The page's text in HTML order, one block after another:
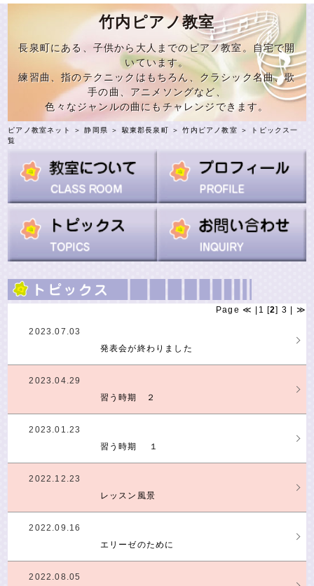
竹内ピアノ教室
長泉町にある、子供から大人までのピアノ教室。自宅で開
いています。
練習曲、指のテクニックはもちろん、クラシック名曲、歌
手の曲、アニメソングなど、
色々なジャンルの曲にもチャレンジできます。
ピアノ教室ネット ＞静岡県 ＞ 駿東郡長泉町 ＞竹内ピアノ教室 ＞ トピックス一
覧
Page ≪ | 1 [2] 3 | ≫
2023.07.03
発表会が終わりました
2023.04.29
習う時期 ２
2023.01.23
習う時期 １
2022.12.23
レッスン風景
2022.09.16
エリーゼのために
2022.08.05